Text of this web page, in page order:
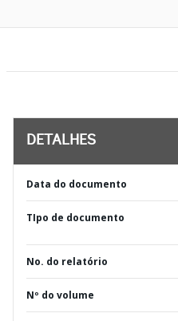
DETALHES
Data do documento
TIpo de documento
No. do relatório
Nº do volume